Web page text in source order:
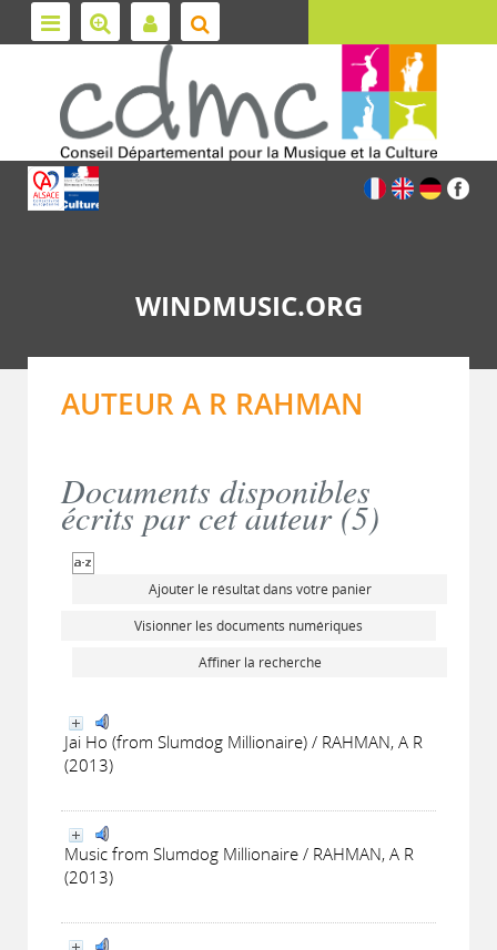
WINDMUSIC.ORG
AUTEUR A R RAHMAN
Documents disponibles
écrits par cet auteur (5)
Ajouter le résultat dans votre panier
Visionner les documents numériques
Affiner la recherche
Jai Ho (from Slumdog Millionaire) / RAHMAN, A R
(2013)
Music from Slumdog Millionaire / RAHMAN, A R
(2013)